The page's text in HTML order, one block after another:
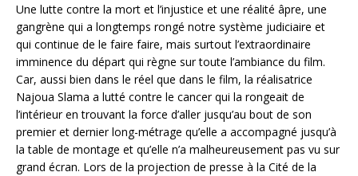
Une lutte contre la mort et l’injustice et une réalité âpre, une
gangrène qui a longtemps rongé notre système judiciaire et
qui continue de le faire faire, mais surtout l’extraordinaire
imminence du départ qui règne sur toute l’ambiance du film.
Car, aussi bien dans le réel que dans le film, la réalisatrice
Najoua Slama a lutté contre le cancer qui la rongeait de
l’intérieur en trouvant la force d’aller jusqu’au bout de son
premier et dernier long-métrage qu’elle a accompagné jusqu’à
la table de montage et qu’elle n’a malheureusement pas vu sur
grand écran. Lors de la projection de presse à la Cité de la